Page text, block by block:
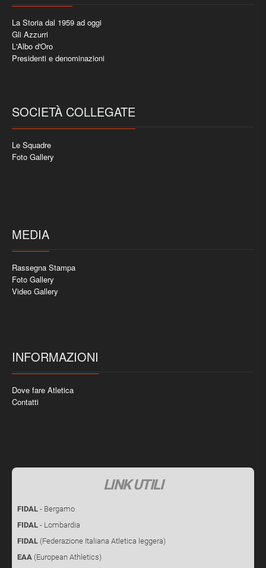
La Storia dal 1959 ad oggi
Gli Azzurri
L'Albo d'Oro
Presidenti e denominazioni
SOCIETÀ COLLEGATE
Le Squadre
Foto Gallery
MEDIA
Rassegna Stampa
Foto Gallery
Video Gallery
INFORMAZIONI
Dove fare Atletica
Contatti
LINK UTILI
FIDAL - Bergamo
FIDAL - Lombardia
FIDAL (Federazione Italiana Atletica leggera)
EAA (European Athletics)